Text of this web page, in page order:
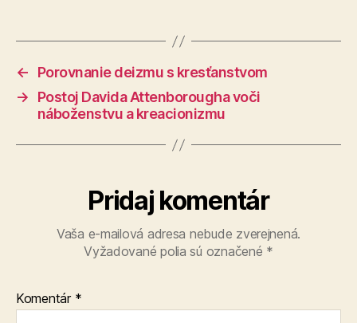
←
Porovnanie deizmu s kresťanstvom
→
Postoj Davida Attenborougha voči
náboženstvu a kreacionizmu
Pridaj komentár
Vaša e-mailová adresa nebude zverejnená.
Vyžadované polia sú označené *
Komentár *